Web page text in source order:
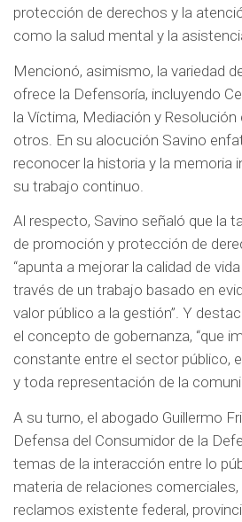
protección de derechos y la
como la salud mental y la
Mencionó, asimismo, la variedad
ofrece la Defensoría, incluyendo
la Víctima, Mediación y
otros. En su alocución Savino
reconocer la historia y la memoria
su trabajo continuo.
Al respecto, Savino señaló que la
de promoción y protección de
“apunta a mejorar la calidad de
través de un trabajo basado en
valor público a la gestión”. Y
el concepto de gobernanza, “que
constante entre el sector público,
y toda representación de la
A su turno, el abogado Guillermo
Defensa del Consumidor de la
temas de la interacción entre lo
materia de relaciones
reclamos existente federal,